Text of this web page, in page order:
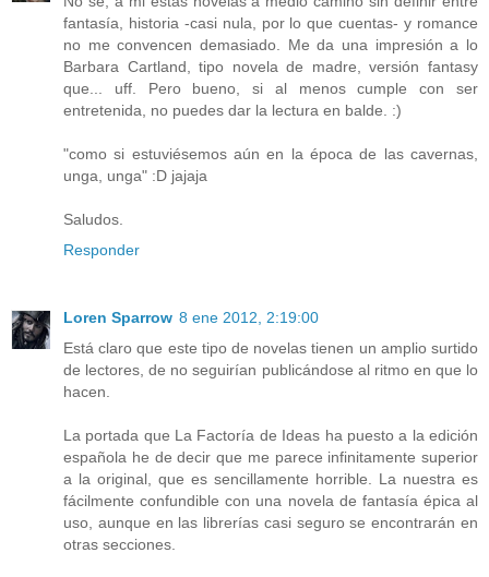
fantasía, historia -casi nula, por lo que cuentas- y romance
no me convencen demasiado. Me da una impresión a lo
Barbara Cartland, tipo novela de madre, versión fantasy
que... uff. Pero bueno, si al menos cumple con ser
entretenida, no puedes dar la lectura en balde. :)
"como si estuviésemos aún en la época de las cavernas,
unga, unga" :D jajaja
Saludos.
Responder
Loren Sparrow 8 ene 2012, 2:19:00
Está claro que este tipo de novelas tienen un amplio surtido
de lectores, de no seguirían publicándose al ritmo en que lo
hacen.
La portada que La Factoría de Ideas ha puesto a la edición
española he de decir que me parece infinitamente superior
a la original, que es sencillamente horrible. La nuestra es
fácilmente confundible con una novela de fantasía épica al
uso, aunque en las librerías casi seguro se encontrarán en
otras secciones.